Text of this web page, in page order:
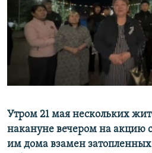
Утром 21 мая нескольких
накануне вечером на акцию
им дома взамен затопленных